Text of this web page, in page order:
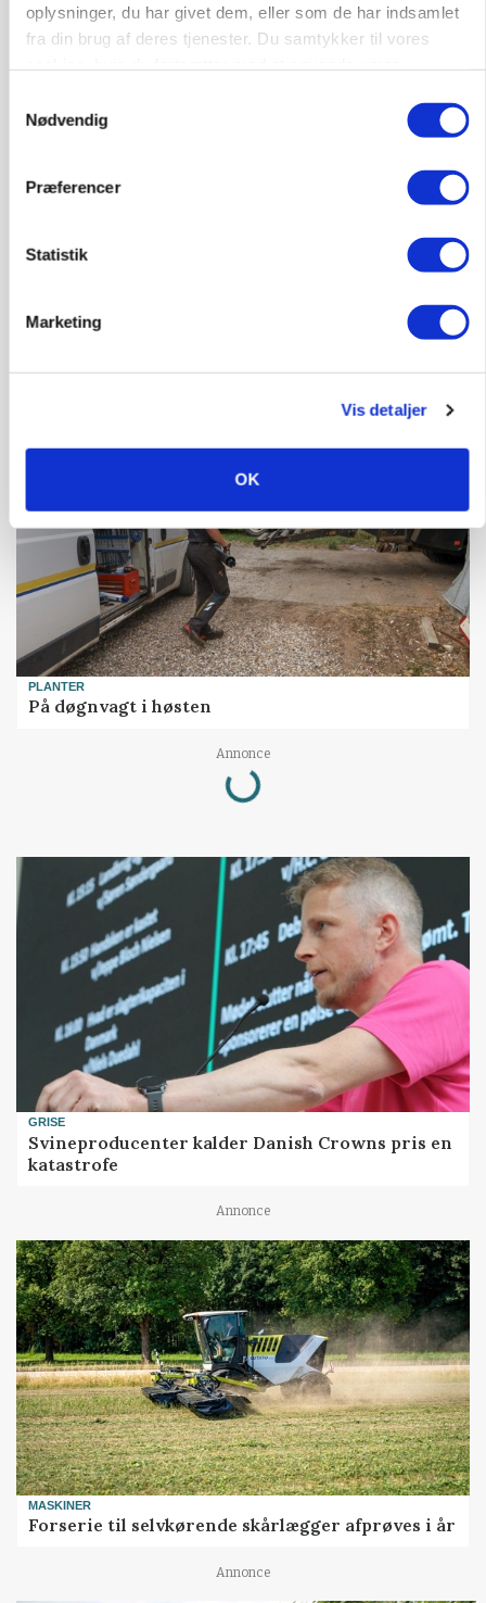
oplysninger, du har givet dem, eller som de har indsamlet
fra din brug af deres tjenester. Du samtykker til vores
Nødvendig
Præferencer
Statistik
Marketing
Vis detaljer
OK
Lave grisepriser og nye regler øger landbobanks
forsigtighed
PLANTER
På døgnvagt i høsten
Annonce
Loading...
GRISE
Svineproducenter kalder Danish Crowns pris en
katastrofe
Annonce
MASKINER
Forserie til selvkørende skårlægger afprøves i år
Annonce